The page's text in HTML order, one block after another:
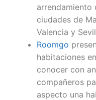
arrendamiento
ciudades de
Valencia y
Roomgo
habitaciones
conocer con
compañeros
aspecto una